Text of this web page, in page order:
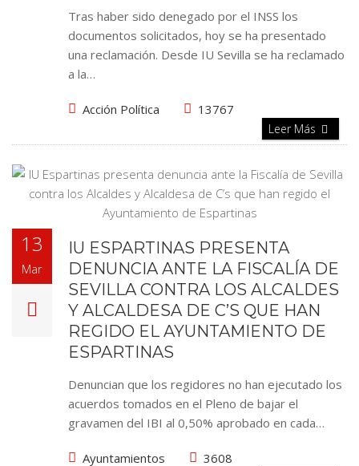
Tras haber sido denegado por el INSS los
documentos solicitados, hoy se ha presentado
una reclamación. Desde IU Sevilla se ha reclamado
a la…
Acción Política 13767
Leer Más
13
Mar
IU ESPARTINAS PRESENTA
DENUNCIA ANTE LA FISCALÍA DE
SEVILLA CONTRA LOS ALCALDES
Y ALCALDESA DE C’S QUE HAN
REGIDO EL AYUNTAMIENTO DE
ESPARTINAS
Denuncian que los regidores no han ejecutado los
acuerdos tomados en el Pleno de bajar el
gravamen del IBI al 0,50% aprobado en cada…
Ayuntamientos 3608